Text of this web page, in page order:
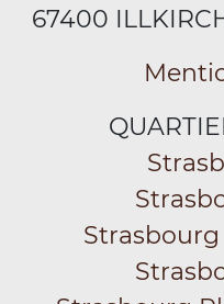
67400